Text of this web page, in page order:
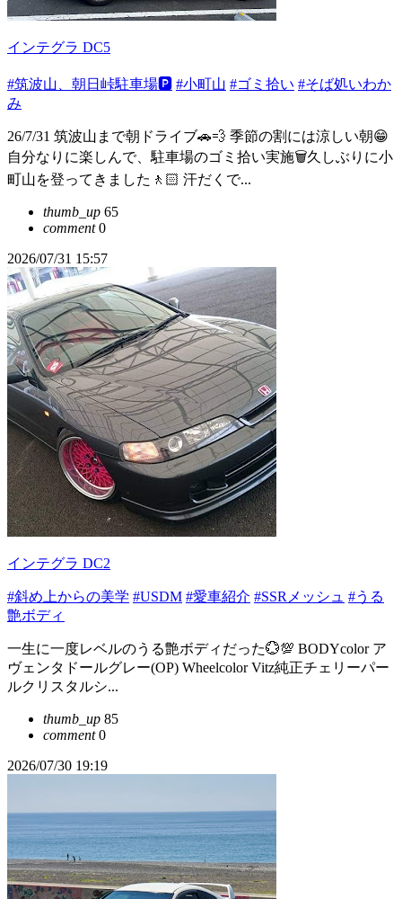
インテグラ DC5
#筑波山、朝日峠駐車場🅿️ #小町山 #ゴミ拾い #そば処いわか
み
26/7/31 筑波山まで朝ドライブ🚗💨 季節の割には涼しい朝😁
自分なりに楽しんで、駐車場のゴミ拾い実施🗑️久しぶりに小
町山を登ってきました🚶🏻 汗だくで...
thumb_up 65
comment0
2026/07/31 15:57
インテグラ DC2
#斜め上からの美学 #USDM #愛車紹介 #SSRメッシュ #うる
艶ボディ
一生に一度レベルのうる艶ボディだった💮💯 BODYcolor ア
ヴェンタドールグレー(OP) Wheelcolor Vitz純正チェリーパー
ルクリスタルシ...
thumb_up 85
comment0
2026/07/30 19:19